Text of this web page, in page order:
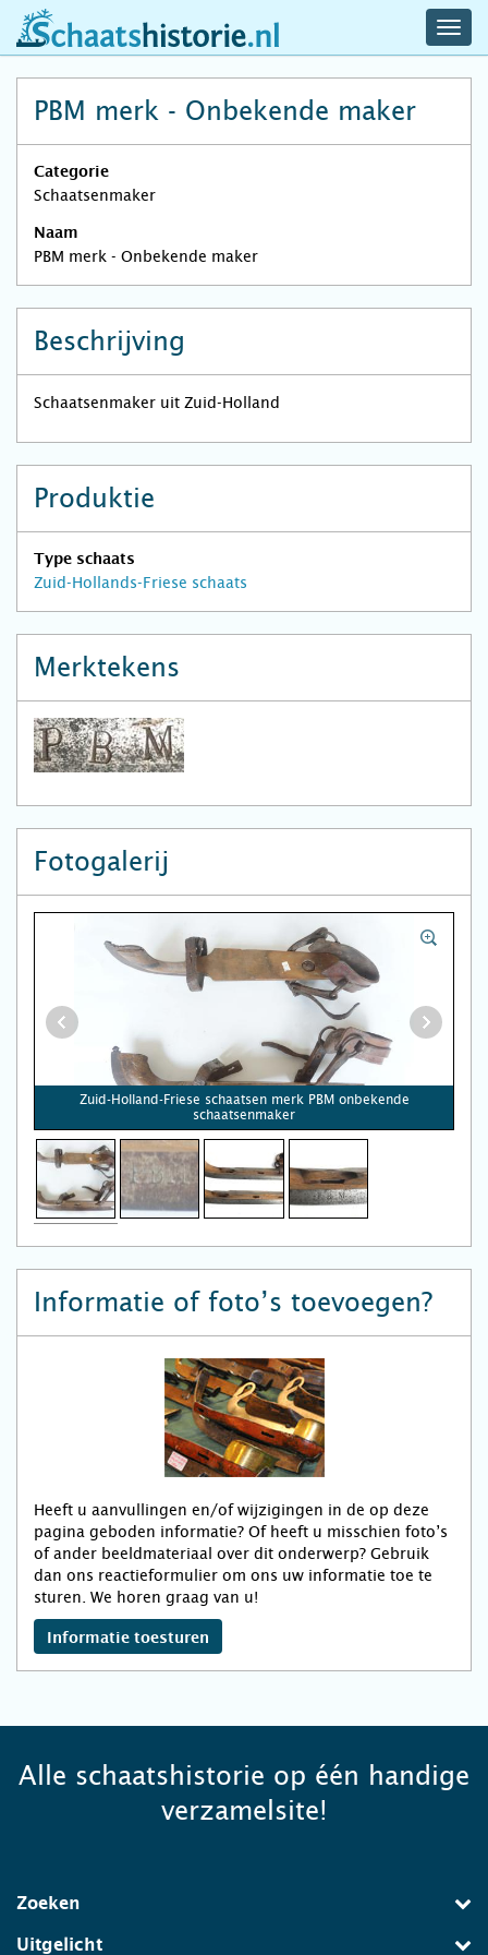
schaatshistorie.nl
PBM merk - Onbekende maker
Categorie
Schaatsenmaker
Naam
PBM merk - Onbekende maker
Beschrijving
Schaatsenmaker uit Zuid-Holland
Produktie
Type schaats
Zuid-Hollands-Friese schaats
Merktekens
Fotogalerij
Zuid-Holland-Friese schaatsen merk PBM onbekende
schaatsenmaker
Informatie of foto’s toevoegen?
Heeft u aanvullingen en/of wijzigingen in de op deze
pagina geboden informatie? Of heeft u misschien foto’s
of ander beeldmateriaal over dit onderwerp? Gebruik
dan ons reactieformulier om ons uw informatie toe te
sturen. We horen graag van u!
Informatie toesturen
Alle schaatshistorie op één handige
verzamelsite!
Zoeken
Uitgelicht